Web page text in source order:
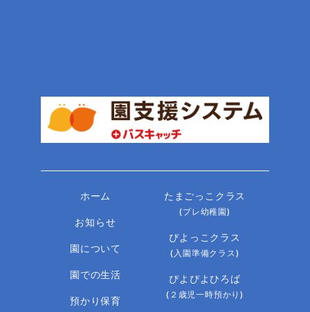
ホーム
お知らせ
園について
園での生活
預かり保育
たまごっこクラス
(プレ幼稚園)
ぴよっこクラス
(入園準備クラス)
ぴよぴよひろば
(２歳児一時預かり)